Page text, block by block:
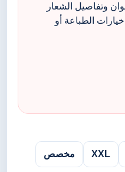
وتفاصيل الشعار
الطباعة أو
XXL مخصص